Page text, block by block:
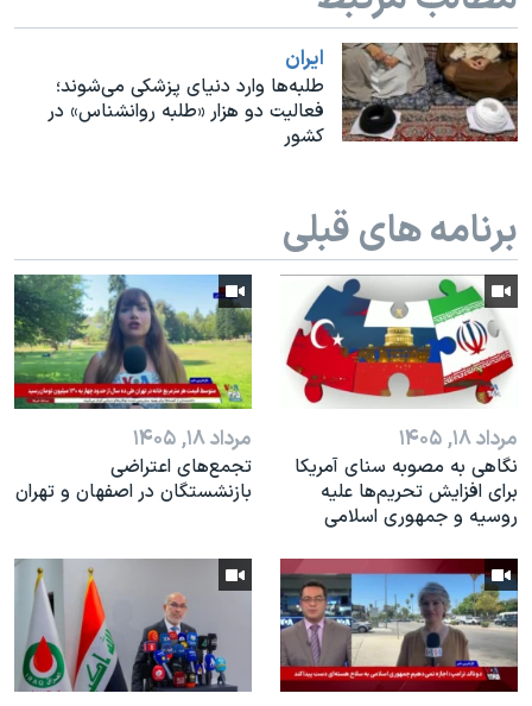
نرگس محمدی برنده جایزه نوبل صلح
همایش محافظه‌کاران آمریکا «سی‌پک»
صفحه‌های ویژه
ايران
طلبه‌ها وارد دنیای پزشکی می‌شوند؛
فعالیت دو هزار «طلبه روانشناس» در
کشور
برنامه های قبلی
مرداد ۱۸, ۱۴۰۵
نگاهی به مصوبه سنای آمریکا
برای افزایش تحریم‌ها علیه
روسیه و جمهوری اسلامی
مرداد ۱۸, ۱۴۰۵
تجمع‌های اعتراضی
بازنشستگان در اصفهان و تهران